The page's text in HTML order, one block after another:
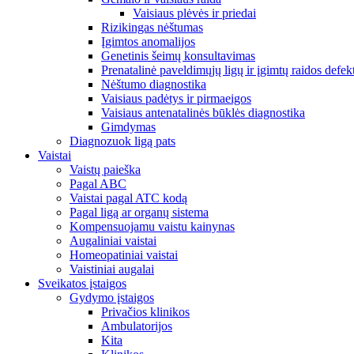
Vaisiaus plėvės ir priedai
Rizikingas nėštumas
Įgimtos anomalijos
Genetinis šeimų konsultavimas
Prenatalinė paveldimųjų ligų ir įgimtų raidos
Nėštumo diagnostika
Vaisiaus padėtys ir pirmaeigos
Vaisiaus antenatalinės būklės diagnostika
Gimdymas
Diagnozuok ligą pats
Vaistai
Vaistų paieška
Pagal ABC
Vaistai pagal ATC kodą
Pagal ligą ar organų sistema
Kompensuojamu vaistu kainynas
Augaliniai vaistai
Homeopatiniai vaistai
Vaistiniai augalai
Sveikatos įstaigos
Gydymo įstaigos
Privačios klinikos
Ambulatorijos
Kita